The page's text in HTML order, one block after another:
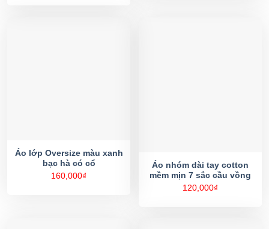
Áo lớp Oversize màu xanh
bạc hà có cổ
160,000₫
Áo nhóm dài tay cotton
mềm mịn 7 sắc cầu vồng
120,000₫